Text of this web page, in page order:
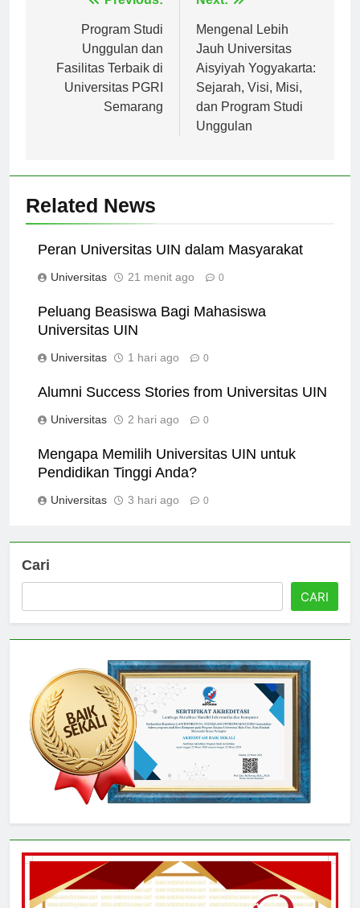
Program Studi
Unggulan dan
Fasilitas Terbaik di
Universitas PGRI
Semarang
Mengenal Lebih
Jauh Universitas
Aisyiyah Yogyakarta:
Sejarah, Visi, Misi,
dan Program Studi
Unggulan
Related News
Peran Universitas UIN dalam Masyarakat
Universitas 21 menit ago 0
Peluang Beasiswa Bagi Mahasiswa
Universitas UIN
Universitas 1 hari ago 0
Alumni Success Stories from Universitas UIN
Universitas 2 hari ago 0
Mengapa Memilih Universitas UIN untuk
Pendidikan Tinggi Anda?
Universitas 3 hari ago 0
Cari
CARI